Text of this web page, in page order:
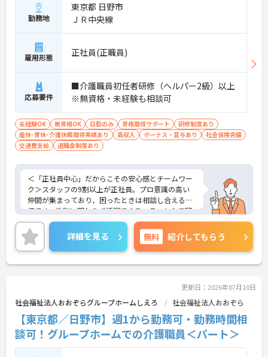
勤務地
東京都 日野市
ＪＲ中央線
雇用形態 正社員(正職員)
応募要件
■介護職員初任者研修（ヘルパー2級）以上
※無資格・未経験も相談可
未経験OK 無資格OK 日勤のみ 資格取得サポート
研修制度あり
産休･育休･介護休暇取得実績あり
高収入 ボーナス・賞与あり
社会保険完備
交通費支給
退職金制度あり
＜「正社員中心」だからこその安心感とチームワー
ク＞スタッフの9割以上が正社員。プロ意識の高い
仲間が集まっており、困ったときは相談し合える環
境です。性別に関わらず活躍できるフラットな雰囲
気があります。
＜電動自転車でラクラク移動！身体への負担を軽減
＞会社から1人1台、専用の電動自転車が支給されま
す（一部例外あり）。お客様のご自宅への移動が快
適になるだけでなく、貸与された自転車での通勤も
＜頑張りがしっかり給与に反映される仕組み＞「社
員を大事にする」をモットーに、業界トップクラス
の給与水準を目指しています。賞与は年2回あり、資
格手当や土日出勤手当も充実。キャリアパスも明確
で、管理者へのステップアップなど、頑張りに応じ
て収入もやりがいもアップします。
詳細を見る 無料 紹介してもらう
更新日：2026年07月10日
社会福祉法人おおぞらグループホームしえろ 社会福祉法人おおぞら
【東京都／日野市】週1から勤務可・勤務時間相
談可！グループホームでの介護職員＜パート＞